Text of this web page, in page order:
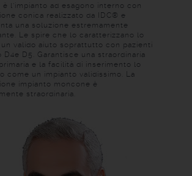
, è l’impianto ad esagono interno con
conica realizzato da IDC® e
una soluzione estremamente
Le spire che lo caratterizzano lo
valido aiuto soprattutto con pazienti
D4e D5. Garantisce una straordinaria
e la facilità di inserimento lo
come un impianto validissimo. La
impianto moncone è
straordinaria.